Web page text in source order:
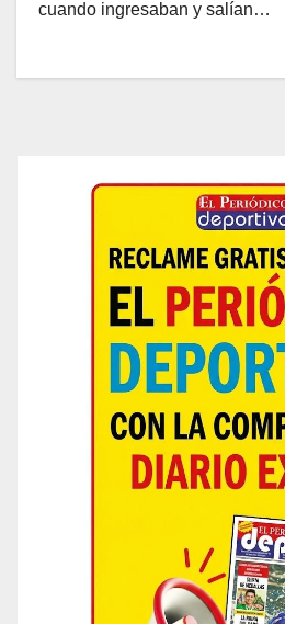
cuando ingresaban y salían…